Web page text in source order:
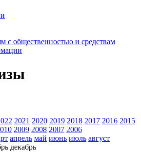
с общественностью и средствам
2021 2020 2019 2018 2017 2016 2015
2009 2008 2007 2006
апрель май июнь июль август
декабрь